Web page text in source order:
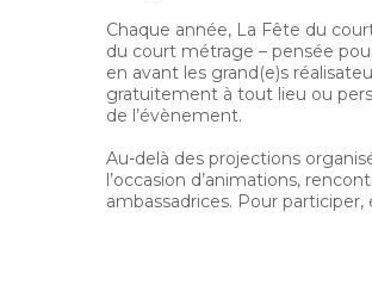
Chaque année, La Fête du
du court métrage – pensée
en avant les grand(e)s
gratuitement à tout lieu ou
de l’évènement.
Au-delà des projections
l’occasion d’animations,
ambassadrices. Pour